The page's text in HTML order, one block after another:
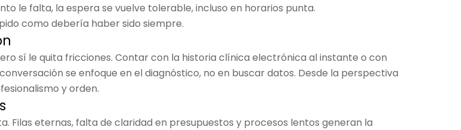
le falta, la espera se vuelve tolerable, incluso en horarios punta.
como debería haber sido siempre.
sí le quita fricciones. Contar con la historia clínica electrónica al instante o con
se enfoque en el diagnóstico, no en buscar datos. Desde la perspectiva
y orden.
Filas eternas, falta de claridad en presupuestos y procesos lentos generan la